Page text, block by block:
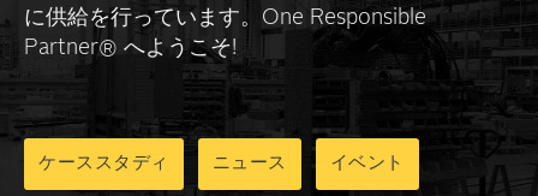
に供給を行っています。One Responsible
Partner® へようこそ!
ケーススタディ ニュース イベント